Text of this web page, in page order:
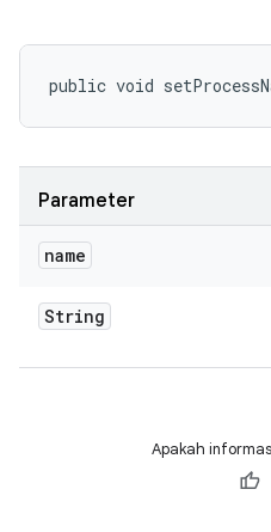
public void
Parameter
name
String
Apakah